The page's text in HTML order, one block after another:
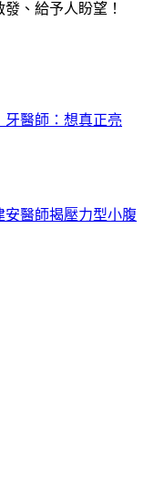
、給予人盼望！
牙醫師：想真正亮
安醫師揭壓力型小腹